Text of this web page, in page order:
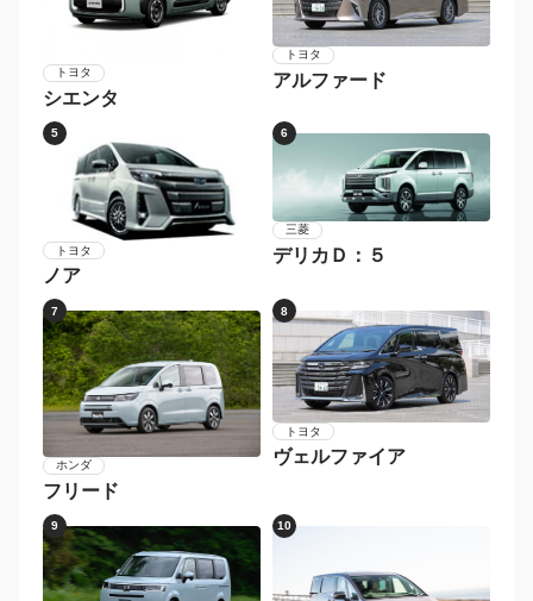
トヨタ
シエンタ
トヨタ
アルファード
5
トヨタ
ノア
6
三菱
デリカＤ：５
7
ホンダ
フリード
8
トヨタ
ヴェルファイア
9 10